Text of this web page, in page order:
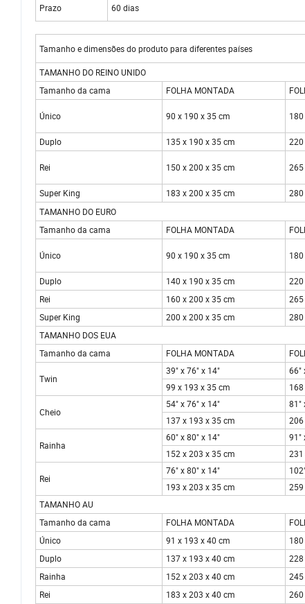
Prazo 60 dias
Tamanho e dimensões do produto para diferentes
TAMANHO DO REINO UNIDO
Tamanho da cama
FOLHA MONTADA
Único 90 x 190 x 35 cm
Duplo 135 x 190 x 35 cm 220
Rei 150 x 200 x 35 cm 265
Super King 183 x 200 x 35 cm 280
TAMANHO DO EURO
Tamanho da cama
FOLHA MONTADA
Único 90 x 190 x 35 cm
Duplo 140 x 190 x 35 cm 220
Rei
160 x 200 x 35 cm 265
Super King
200 x 200 x 35 cm 280
TAMANHO DOS EUA
Tamanho da cama
FOLHA MONTADA
Twin
39" x 76" x 14" 66"
99 x 193 x 35 cm
Cheio
54" x 76" x 14" 81"
137 x 193 x 35 cm
206
Rainha
60" x 80" x 14" 91"
152 x 203 x 35 cm
231
Rei
76" x 80" x 14"
193 x 203 x 35 cm
259
TAMANHO AU
Tamanho da cama
FOLHA MONTADA
Único
91 x 193 x 40 cm
Duplo
137 x 193 x 40 cm 228
Rainha
152 x 203 x 40 cm 245
Rei
183 x 203 x 40 cm 260